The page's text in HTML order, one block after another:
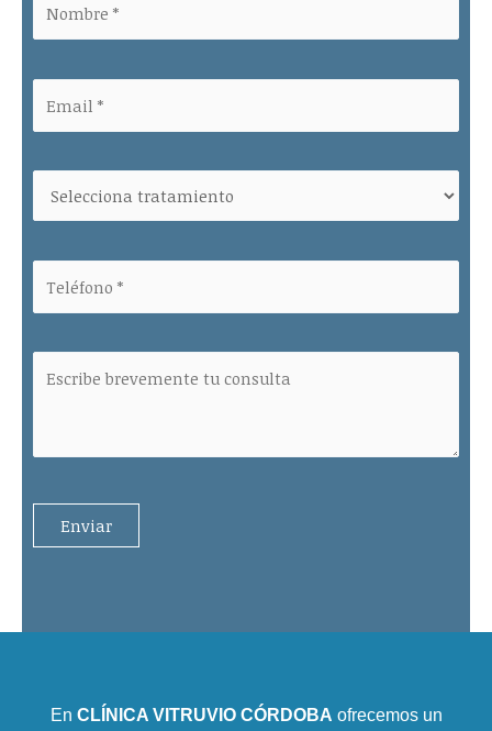
En CLÍNICA VITRUVIO CÓRDOBA ofrecemos un